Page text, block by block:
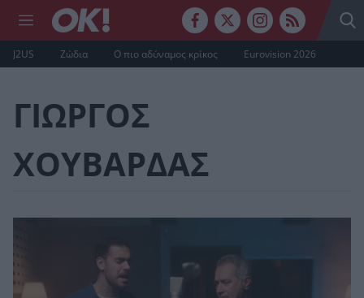
J2US Ζώδια Ο πιο αδύναμος κρίκος Eurovision 2026
ΓΙΩΡΓΟΣ
ΧΟΥΒΑΡΔΑΣ